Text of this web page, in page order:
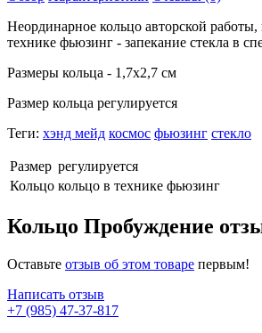
Неординарное кольцо авторской
технике фьюзинг - запекание стекла в
Размеры кольца - 1,7х2,7 см
Размер кольца регулируется
Теги: хэнд мейд космос фьюзинг стекло
Размер регулируется
Кольцо кольцо в технике фьюзинг
Кольцо Пробуждение
Оставьте отзыв об этом товаре первым!
Написать отзыв
+7 (985) 47-37-817